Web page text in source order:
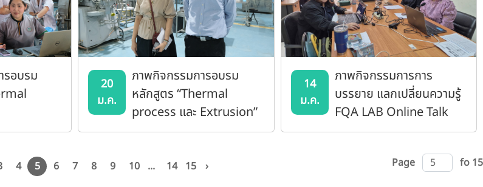
อบรม
20
ม.ค.
ภาพกิจกรรมการอบรม
หลักสูตร “Thermal
process และ Extrusion”
14
ม.ค.
ภาพกิจกรรมการการ
บรรยาย แลกเปลี่ยนความรู้
FQA LAB Online Talk
2568 (14 ม.ค. 68)
4 5 6 7 8 9 10 ... 14 15 › Page fo 15